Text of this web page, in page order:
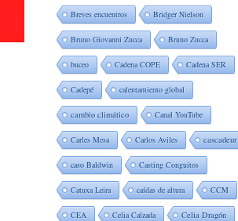
Breves encuentros Bridger Nielson
Bruno Giovanni Zucca Bruno Zucca
buceo Cadena COPE Cadena SER
Cadepé calentamiento global
cambio climático Canal YouTube
Carles Mesa Carlos Aviles cascadeur
caso Baldwin Casting Conguitos
Catuxa Leira caídas de altura CCM
CEA Celia Calzada Celia Dragón